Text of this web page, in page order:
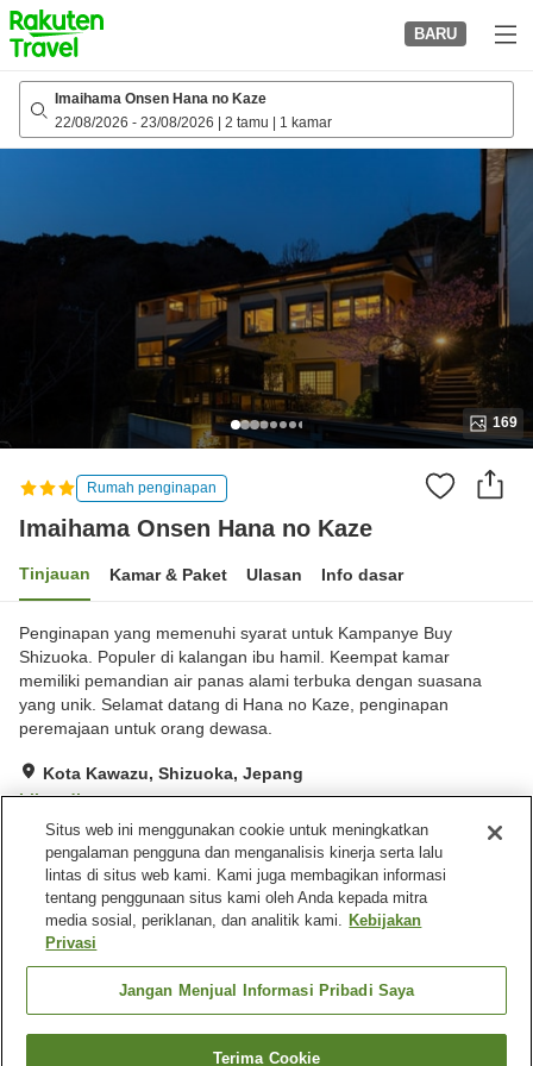
to
top
page
BARU
Imaihama Onsen Hana no Kaze
22/08/2026 - 23/08/2026 2 tamu 1 kamar
169
Rumah penginapan
Imaihama Onsen Hana no Kaze
Tinjauan Kamar & Paket Ulasan Info dasar
Penginapan yang memenuhi syarat untuk Kampanye Buy
Shizuoka. Populer di kalangan ibu hamil. Keempat kamar
memiliki pemandian air panas alami terbuka dengan suasana
yang unik. Selamat datang di Hana no Kaze, penginapan
peremajaan untuk orang dewasa.
Kota Kawazu, Shizuoka, Jepang
Lihat di peta
Luar biasa Ulasan:50
Fasilitas properti
Wi-Fi
Mata air panas di dalam
Benar-benar bebas rokok
Situs web ini menggunakan cookie untuk meningkatkan
pengalaman pengguna dan menganalisis kinerja serta lalu
lintas di situs web kami. Kami juga membagikan informasi
tentang penggunaan situs kami oleh Anda kepada mitra
media sosial, periklanan, dan analitik kami. Kebijakan
Privasi
Jangan Menjual Informasi Pribadi Saya
Terima Cookie